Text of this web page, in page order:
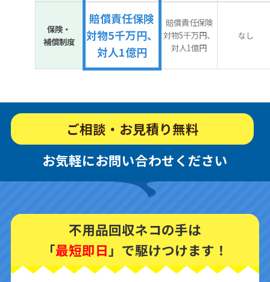
保険・
補償制度
賠償責任保険
対物5千万円、
対人1億円
賠償責任保険
対物5千万円、
対人1億円
なし
ご相談・お見積り無料
お気軽にお問い合わせください
不用品回収ネコの手は
「最短即日 」で駆けつけます！